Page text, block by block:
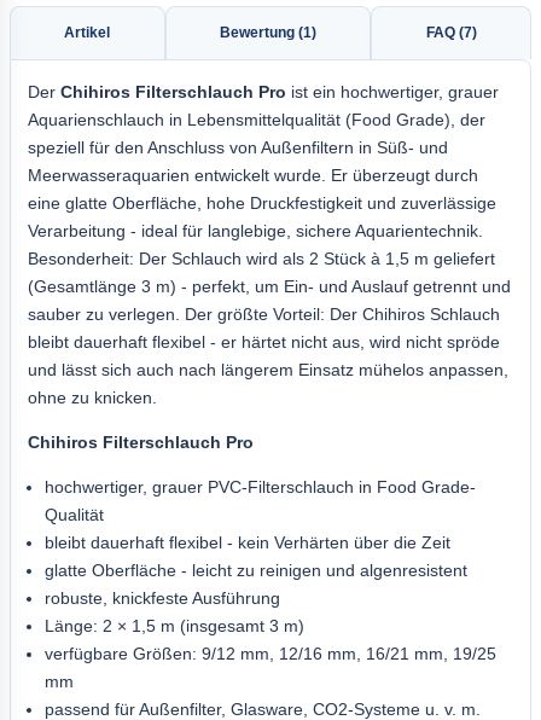
Artikel Bewertung (1) FAQ (7)
Der Chihiros Filterschlauch Pro ist ein hochwertiger, grauer
Aquarienschlauch in Lebensmittelqualität (Food Grade), der
speziell für den Anschluss von Außenfiltern in Süß- und
Meerwasseraquarien entwickelt wurde. Er überzeugt durch
eine glatte Oberfläche, hohe Druckfestigkeit und zuverlässige
Verarbeitung - ideal für langlebige, sichere Aquarientechnik.
Besonderheit: Der Schlauch wird als 2 Stück à 1,5 m geliefert
(Gesamtlänge 3 m) - perfekt, um Ein- und Auslauf getrennt und
sauber zu verlegen. Der größte Vorteil: Der Chihiros Schlauch
bleibt dauerhaft flexibel - er härtet nicht aus, wird nicht spröde
und lässt sich auch nach längerem Einsatz mühelos anpassen,
ohne zu knicken.
Chihiros Filterschlauch Pro
hochwertiger, grauer PVC-Filterschlauch in Food Grade-
Qualität
bleibt dauerhaft flexibel - kein Verhärten über die Zeit
glatte Oberfläche - leicht zu reinigen und algenresistent
robuste, knickfeste Ausführung
Länge: 2 × 1,5 m (insgesamt 3 m)
verfügbare Größen: 9/12 mm, 12/16 mm, 16/21 mm, 19/25
mm
passend für Außenfilter, Glasware, CO2-Systeme u. v. m.